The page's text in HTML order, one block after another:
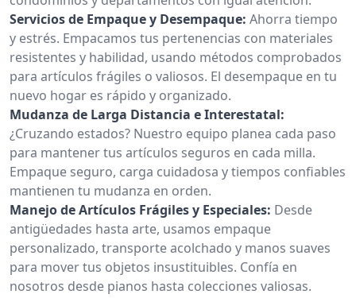
Servicios de Empaque y Desempaque: Ahorra tiempo
y estrés. Empacamos tus pertenencias con materiales
resistentes y habilidad, usando métodos comprobados
para artículos frágiles o valiosos. El desempaque en tu
nuevo hogar es rápido y organizado.
Mudanza de Larga Distancia e Interestatal:
¿Cruzando estados? Nuestro equipo planea cada paso
para mantener tus artículos seguros en cada milla.
Empaque seguro, carga cuidadosa y tiempos confiables
mantienen tu mudanza en orden.
Manejo de Artículos Frágiles y Especiales: Desde
antigüedades hasta arte, usamos empaque
personalizado, transporte acolchado y manos suaves
para mover tus objetos insustituibles. Confía en
nosotros desde pianos hasta colecciones valiosas.